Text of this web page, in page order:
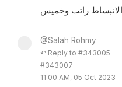
الانبساط راتب وخميس
@Salah Rohmy
↶ Reply to #343005
#343007
11:00 AM, 05 Oct 2023